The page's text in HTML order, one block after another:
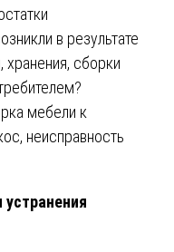
в результате
сборки
мебели к
неисправность